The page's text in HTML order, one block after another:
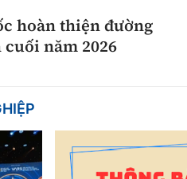
hoàn thiện đường
năm 2026